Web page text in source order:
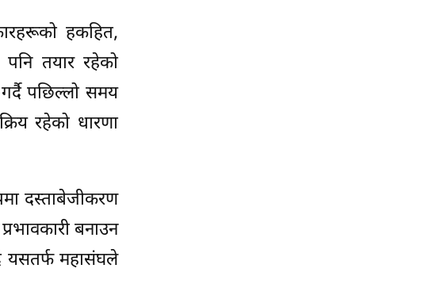
हकहित,
पनि तयार रहेको
पछिल्लो समय
रहेको धारणा
दस्ताबेजीकरण
बनाउन
यसतर्फ महासंघले